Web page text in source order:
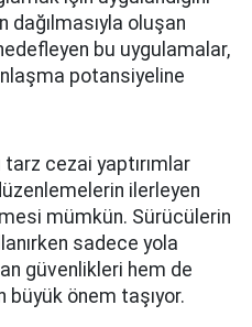
dağılmasıyla oluşan
bu uygulamalar,
potansiyeline
tarz cezai yaptırımlar
ilerleyen
mümkün. Sürücülerin
sadece yola
güvenlikleri hem de
önem taşıyor.